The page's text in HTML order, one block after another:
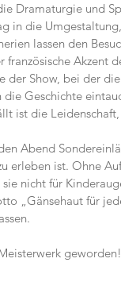
Dramaturgie und
in die
lassen den
Akzent
Show, bei der
die Geschichte
ist die
Abend
erleben ist. Ohne
nicht für
„Gänsehaut für
geworden!